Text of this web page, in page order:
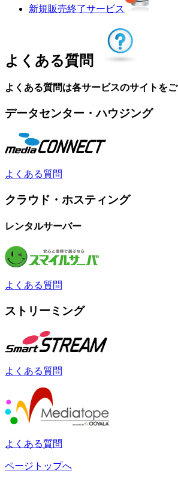
新規販売終了サービス
よくある質問
よくある質問は各サービスのサイトを
データセンター・ハウジング
よくある質問
クラウド・ホスティング
レンタルサーバー
よくある質問
ストリーミング
よくある質問
よくある質問
ページトップへ